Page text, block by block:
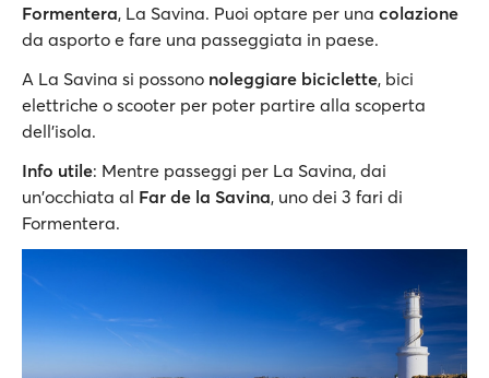
Formentera, La Savina. Puoi optare per una colazione
da asporto e fare una passeggiata in paese.
A La Savina si possono noleggiare biciclette, bici
elettriche o scooter per poter partire alla scoperta
dell’isola.
Info utile: Mentre passeggi per La Savina, dai
un'occhiata al Far de la Savina, uno dei 3 fari di
Formentera.